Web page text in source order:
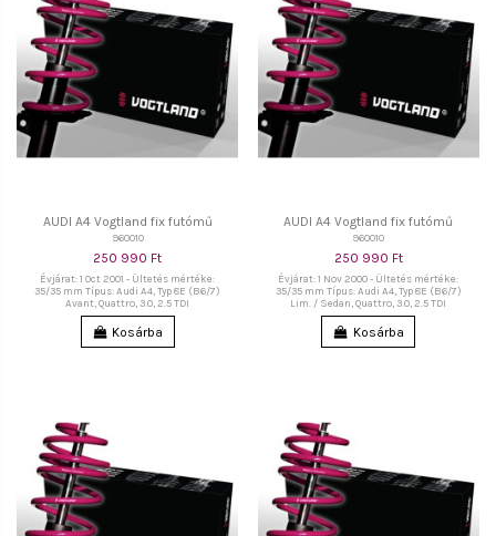
AUDI A4 Vogtland fix futómű
960010
250 990 Ft
Évjárat: 1 Oct 2001 - Ültetés mértéke:
35/35 mm Típus: Audi A4, Typ 8E (B6/7)
Avant, Quattro, 3.0, 2.5 TDI
Kosárba
AUDI A4 Vogtland fix futómű
960010
250 990 Ft
Évjárat: 1 Nov 2000 - Ültetés mértéke:
35/35 mm Típus: Audi A4, Typ 8E (B6/7)
Lim. / Sedan, Quattro, 3.0, 2.5 TDI
Kosárba